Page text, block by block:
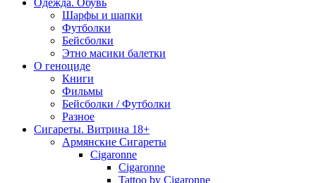
Одежда. Обувь
Шарфы и шапки
Футболки
Бейсболки
Этно масики балетки
О геноциде
Книги
Фильмы
Бейсболки / Футболки
Разное
Сигареты. Витрина 18+
Армянские Сигареты
Cigaronne
Cigaronne
Tattoo by Cigaronne